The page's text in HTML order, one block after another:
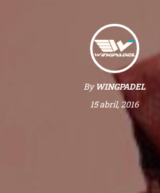
ByWINGPADEL
15 abril, 2016